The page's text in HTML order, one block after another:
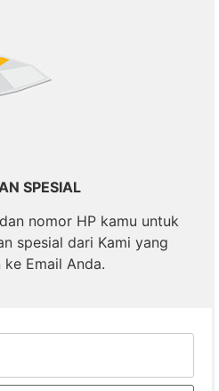
SPESIAL
nomor HP kamu untuk
spesial dari Kami yang
Email Anda.